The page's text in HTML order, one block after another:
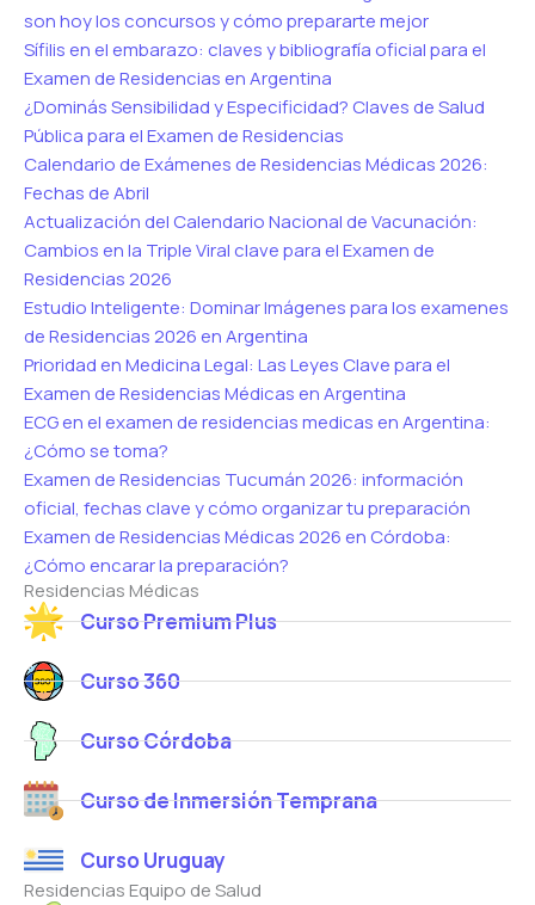
son hoy los concursos y cómo prepararte mejor
Sífilis en el embarazo: claves y bibliografía oficial para el
Examen de Residencias en Argentina
¿Dominás Sensibilidad y Especificidad? Claves de Salud
Pública para el Examen de Residencias
Calendario de Exámenes de Residencias Médicas 2026:
Fechas de Abril
Actualización del Calendario Nacional de Vacunación:
Cambios en la Triple Viral clave para el Examen de
Residencias 2026
Estudio Inteligente: Dominar Imágenes para los examenes
de Residencias 2026 en Argentina
Prioridad en Medicina Legal: Las Leyes Clave para el
Examen de Residencias Médicas en Argentina
ECG en el examen de residencias medicas en Argentina:
¿Cómo se toma?
Examen de Residencias Tucumán 2026: información
oficial, fechas clave y cómo organizar tu preparación
Examen de Residencias Médicas 2026 en Córdoba:
¿Cómo encarar la preparación?
Residencias Médicas
Curso Premium Plus
Curso 360
Curso Córdoba
Curso de Inmersión Temprana
Curso Uruguay
Residencias Equipo de Salud